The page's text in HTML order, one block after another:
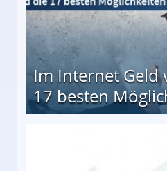
Im Internet Geld
17 besten